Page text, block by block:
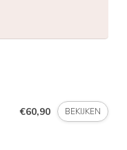
€60,90 BEKIJKEN